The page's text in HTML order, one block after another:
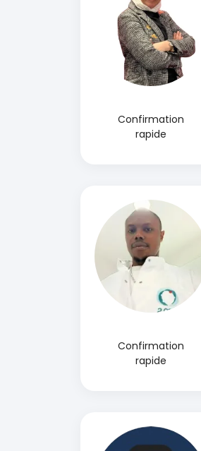
Confirmation
rapide
Confirmation
rapide